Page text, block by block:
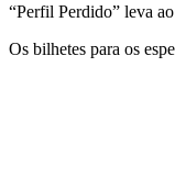
“Perfil Perdido” leva
Os bilhetes para os